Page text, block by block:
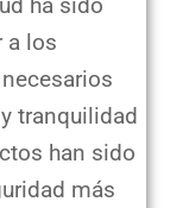
ha sido
a los
tranquilidad
han sido
más